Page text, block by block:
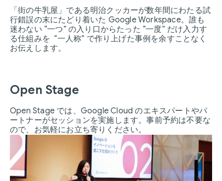
「街の牛乳屋」である明治クッカーが数年間にわたる試
行錯誤の末にたどり着いた Google Workspace。誰も
迷わない “一つ” の入り口からたった “一度” だけ入力す
る仕組みを “一人称” で作り上げた事例を余すことなく
お伝えします。
Open Stage
Open Stage では、Google Cloud のエキスパートやパ
ートナーがセッションを実施します。事前予約は不要な
ので、お気軽にお立ち寄りください。